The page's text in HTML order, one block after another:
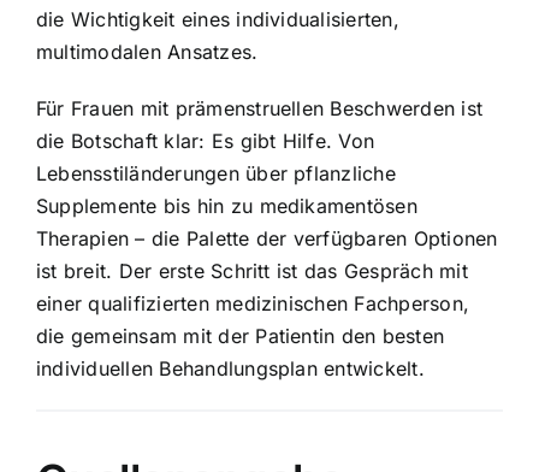
die Wichtigkeit eines individualisierten,
multimodalen Ansatzes.
Für Frauen mit prämenstruellen Beschwerden ist
die Botschaft klar: Es gibt Hilfe. Von
Lebensstiländerungen über pflanzliche
Supplemente bis hin zu medikamentösen
Therapien – die Palette der verfügbaren Optionen
ist breit. Der erste Schritt ist das Gespräch mit
einer qualifizierten medizinischen Fachperson,
die gemeinsam mit der Patientin den besten
individuellen Behandlungsplan entwickelt.